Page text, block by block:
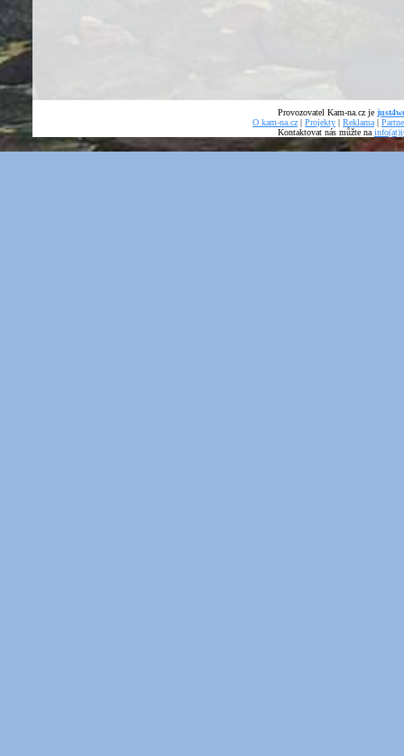
Provozovatel Kam-na.cz je
O kam-na.cz | Projekty | Reklama |
Kontaktovat nás můžte na